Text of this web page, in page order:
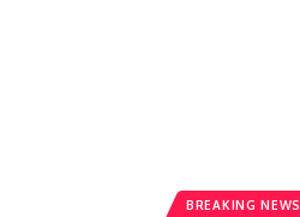
BREAKING NEWS